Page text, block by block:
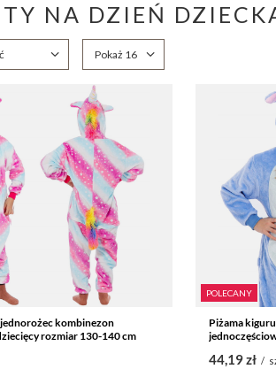
NA DZIEŃ
Zmień ilość wyświetlanych produktów
Pokaż 16
kombinezon
rozmiar 130-140 cm
POLECANY
Piżama
44,19 zł /